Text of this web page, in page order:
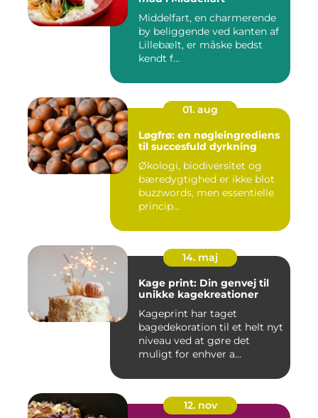
Middelfart, en charmerende
by beliggende ved kanten af
Lillebælt, er måske bedst
kendt f...
01. aug
Løgfrø: en nøgleingrediens
til succesfuld dyrkning
Økologi, biodiversitet og
bæredygtighed er ikke blot
buzzwords, men essentielle
princip...
14. maj
Kage print: Din genvej til
unikke kagekreationer
Kageprint har taget
bagedekoration til et helt nyt
niveau ved at gøre det
muligt for enhver a...
12. nov